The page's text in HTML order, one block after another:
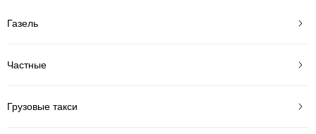
Газель
Частные
Грузовые такси